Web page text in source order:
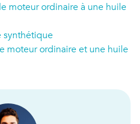
moteur ordinaire à une huile
synthétique
moteur ordinaire et une huile